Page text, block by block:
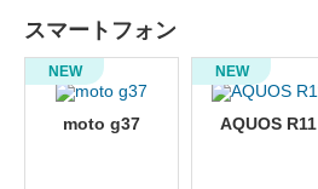
スマートフォン
NEW
moto g37
NEW
AQUOS R11